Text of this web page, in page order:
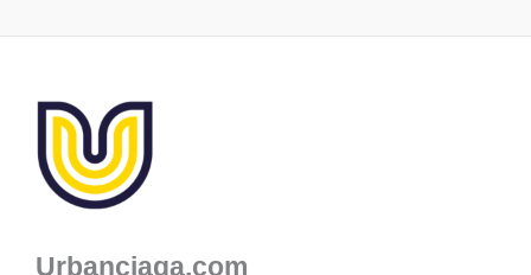
Rental
Menarik,
dan
Urbanciaga.com